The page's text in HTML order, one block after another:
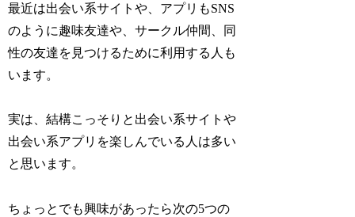
最近は出会い系サイトや、アプリもSNS
のように趣味友達や、サークル仲間、同
性の友達を見つけるために利用する人も
います。
実は、結構こっそりと出会い系サイトや
出会い系アプリを楽しんでいる人は多い
と思います。
ちょっとでも興味があったら次の5つの